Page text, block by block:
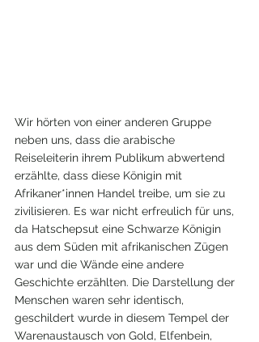
Wir hörten von einer anderen Gruppe
neben uns, dass die arabische
Reiseleiterin ihrem Publikum abwertend
erzählte, dass diese Königin mit
Afrikaner*innen Handel treibe, um sie zu
zivilisieren. Es war nicht erfreulich für uns,
da Hatschepsut eine Schwarze Königin
aus dem Süden mit afrikanischen Zügen
war und die Wände eine andere
Geschichte erzählten. Die Darstellung der
Menschen waren sehr identisch,
geschildert wurde in diesem Tempel der
Warenaustausch von Gold, Elfenbein,